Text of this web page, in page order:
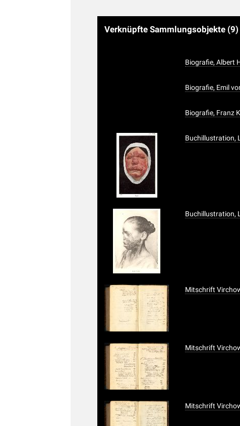
Verknüpfte Sammlungsobjekte (9)
Biografie, Albert
Biografie, Emil
Biografie, Franz
Buchillustration,
Buchillustration,
Mitschrift
Mitschrift
Mitschrift